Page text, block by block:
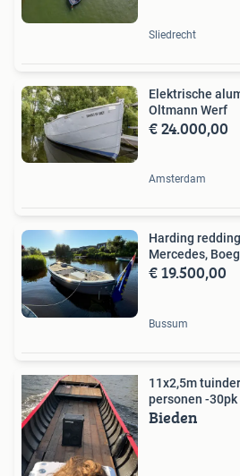
Sliedrecht
Elektrische
Oltmann Werf
€ 24.000,00
Amsterdam
Harding
Mercedes,
€ 19.500,00
Bussum
11x2,5m
personen -
Bieden